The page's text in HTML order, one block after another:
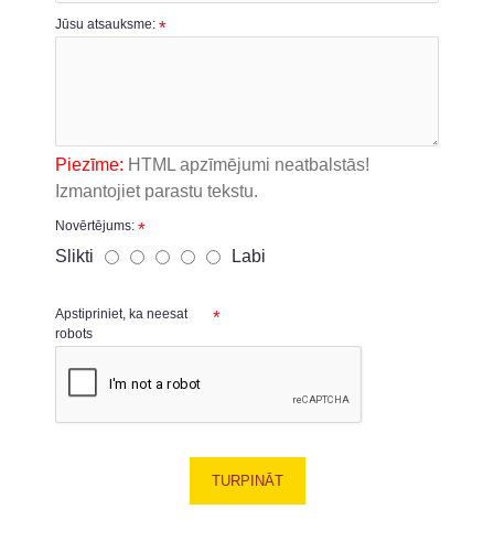
Jūsu atsauksme:
Piezīme: HTML apzīmējumi neatbalstās!
Izmantojiet parastu tekstu.
Novērtējums:
Slikti Labi
Apstipriniet, ka neesat
robots
TURPINĀT